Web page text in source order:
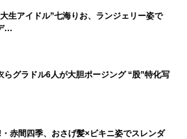
生アイドル”七海りお、ランジェリー姿で
…
らグラドル6人が大胆ポージング “股”特化写
赤間四季、おさげ髪×ビキニ姿でスレンダ